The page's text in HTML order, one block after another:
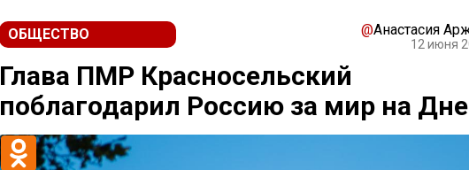
ОБЩЕСТВО @Анастасия
12 июня
Глава ПМР Красносельский
поблагодарил Россию за мир на